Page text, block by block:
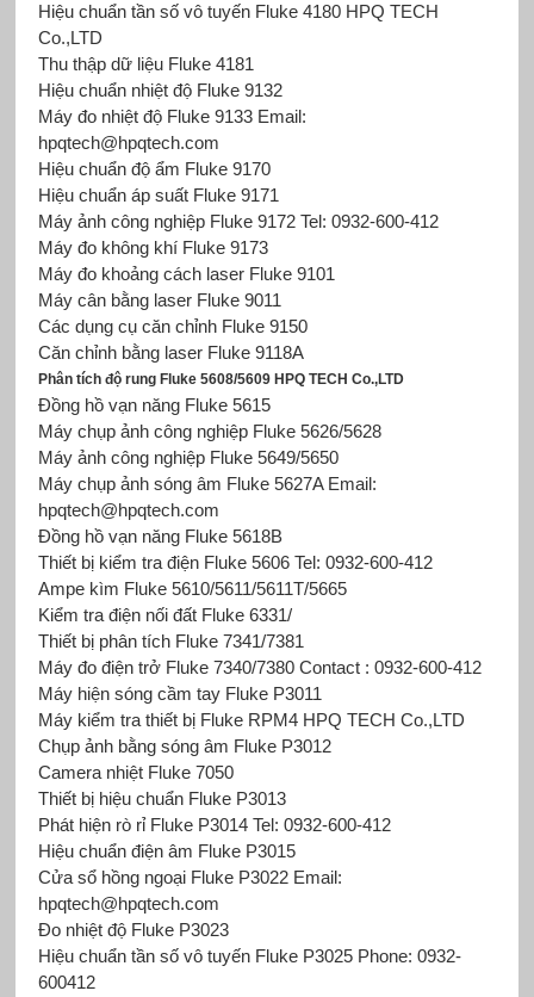
Hiệu chuẩn tần số vô tuyến Fluke 4180 HPQ TECH
Co.,LTD
Thu thập dữ liệu Fluke 4181
Hiệu chuẩn nhiệt độ Fluke 9132
Máy đo nhiệt độ Fluke 9133 Email:
hpqtech@hpqtech.com
Hiệu chuẩn độ ẩm Fluke 9170
Hiệu chuẩn áp suất Fluke 9171
Máy ảnh công nghiệp Fluke9172 Tel: 0932-600-412
Máy đo không khí Fluke 9173
Máy đo khoảng cách laser Fluke 9101
Máy cân bằng laser Fluke 9011
Các dụng cụ căn chỉnh Fluke 9150
Căn chỉnh bằng laser Fluke 9118A
Phân tích độ rung Fluke 5608/5609 HPQ TECH Co.,LTD
Đồng hồ vạn năng Fluke5615
Máy chụp ảnh công nghiệp Fluke 5626/5628
Máy ảnh công nghiệp Fluke 5649/5650
Máy chụp ảnh sóng âm Fluke 5627A Email:
hpqtech@hpqtech.com
Đồng hồ vạn năng Fluke 5618B
Thiết bị kiểm tra điện Fluke 5606 Tel: 0932-600-412
Ampe kìm Fluke 5610/5611/5611T/5665
Kiểm tra điện nối đất Fluke 6331/
Thiết bị phân tích Fluke 7341/7381
Máy đo điện trở Fluke 7340/7380 Contact : 0932-600-412
Máy hiện sóng cầm tay Fluke P3011
Máy kiểm tra thiết bị Fluke RPM4 HPQ TECH Co.,LTD
Chụp ảnh bằng sóng âm Fluke P3012
Camera nhiệt Fluke 7050
Thiết bị hiệu chuẩn Fluke P3013
Phát hiện rò rỉ Fluke P3014 Tel: 0932-600-412
Hiệu chuẩn điện âm Fluke P3015
Cửa sổ hồng ngoại Fluke P3022 Email:
hpqtech@hpqtech.com
Đo nhiệt độ Fluke P3023
Hiệu chuẩn tần số vô tuyến Fluke P3025 Phone: 0932-
600412